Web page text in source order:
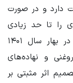
موضوعیت دارد و در صورت
را تا حد زیادی
کاهش خواهد داد. از سوی دیگر دولت در بهار سال ۱۴۰۱
و نهاده‌های
اثر مثبتی بر